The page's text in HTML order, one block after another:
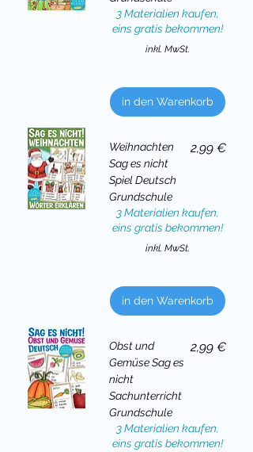
3 Materialien kaufen,
eins gratis bekommen!
inkl. MwSt.
in den Warenkorb
Weihnachten
Sag es nicht
Spiel Deutsch
Grundschule
Preis
2,99 €
3 Materialien kaufen,
eins gratis bekommen!
inkl. MwSt.
in den Warenkorb
Obst und
Gemüse Sag es
nicht
Sachunterricht
Grundschule
Preis
2,99 €
3 Materialien kaufen,
eins gratis bekommen!